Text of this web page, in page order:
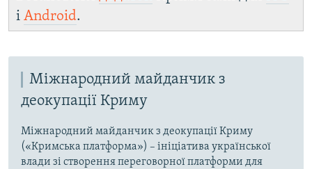
і Android.
Міжнародний майданчик з
деокупації Криму
Міжнародний майданчик з деокупації Криму
(«Кримська платформа») – ініціатива української
влади зі створення переговорної платформи для